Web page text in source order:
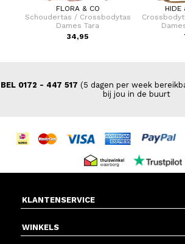
FLORA & CO
Schoudertas / Crossbodytas
Dames Tara
34,95
HIDE
BEL 0172 - 447 517 (5 dagen per week
bij jou in de buurt
KLANTENSERVICE
WINKELS